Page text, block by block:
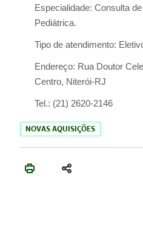
Especialidade: Consulta
Pediátrica.
Tipo de atendimento:
Endereço: Rua Doutor
Centro, Niterói-RJ
Tel.: (21) 2620-2146
NOVAS AQUISIÇÕES